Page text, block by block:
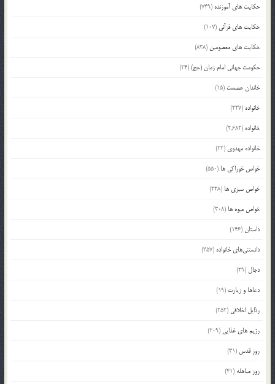
حکایت های آموزنده (749)
حکایت های قرآنی (107)
حکایت های معصومین (838)
حکومت جهانی امام زمان (عج)(24)
خاندان عصمت (15)
خانواده (227)
خانواده (2,682)
خانواده مهدوی (22)
خواص خوراکی ها (550)
خواص سبزی ها (228)
خواص میوه ها (308)
داستان(146)
دانستنی‌های خانواده (357)
دجال (29)
دعاها و زیارت (19)
رذایل اخلاقی (252)
رژیم های غذایی (209)
روز قدس (31)
روز مباهله (41)